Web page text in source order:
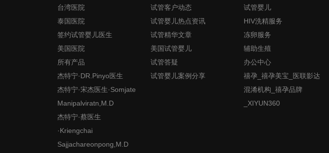
台湾医院
泰国医院
签约试管婴儿医生
美国医院
所有产品
杰特宁·DR.Pinyo医生
杰特宁·宋杰医生·Somjate
Manipalviratn,M.D
杰特宁·蔡医生
·Kriengchai
Sajjachareonpong,M.D
试管客户动态
试管婴儿热点资讯
试管精华文章
美国试管婴儿
试管答疑
试管婴儿案例分享
试管婴儿
HIV洗精服务
冻卵服务
辅助生殖
办公中心
禧孕_禧孕美宝_医联影达
混淆机构_禧孕品牌
_XIYUN360